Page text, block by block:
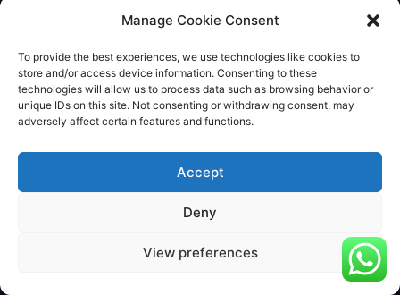
Manage Cookie Consent
To provide the best experiences, we use technologies like cookies to
store and/or access device information. Consenting to these
technologies will allow us to process data such as browsing behavior or
unique IDs on this site. Not consenting or withdrawing consent, may
adversely affect certain features and functions.
Accept
Deny
View preferences
IPTV Premium 4K est la Révolution du
Divertissement en Ligne en 2025
mai 5, 2025 Aucun commentaire